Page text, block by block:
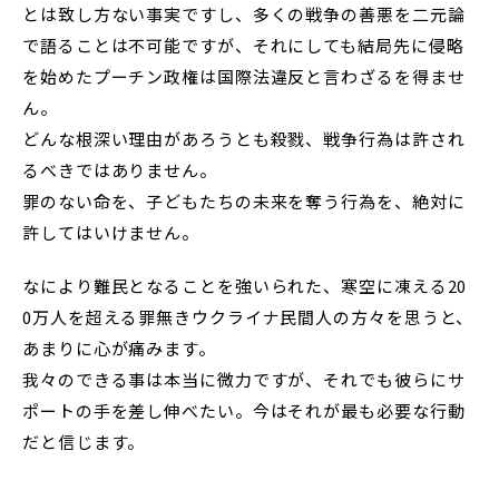
とは致し方ない事実ですし、多くの戦争の善悪を二元論
で語ることは不可能ですが、それにしても結局先に侵略
を始めたプーチン政権は国際法違反と言わざるを得ませ
ん。
どんな根深い理由があろうとも殺戮、戦争行為は許され
るべきではありません。
罪のない命を、子どもたちの未来を奪う行為を、絶対に
許してはいけません。
なにより難民となることを強いられた、寒空に凍える20
0万人を超える罪無きウクライナ民間人の方々を思うと、
あまりに心が痛みます。
我々のできる事は本当に微力ですが、それでも彼らにサ
ポートの手を差し伸べたい。今はそれが最も必要な行動
だと信じます。